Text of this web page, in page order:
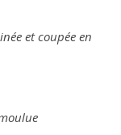
et coupée en